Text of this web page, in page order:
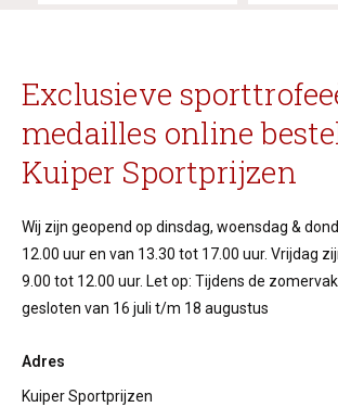
Exclusieve
medailles online
Kuiper Sportprijzen
Wij zijn geopend op dinsdag, woensdag &
12.00 uur en van 13.30 tot 17.00 uur. Vrijdag
9.00 tot 12.00 uur. Let op: Tijdens de
gesloten van 16 juli t/m 18 augustus
Adres
Kuiper Sportprijzen